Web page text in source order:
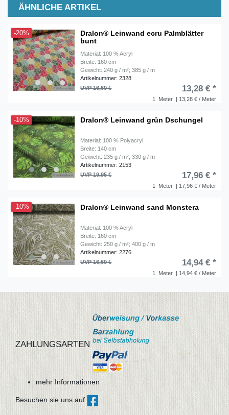
ÄHNLICHE ARTIKEL
-20%
Dralon® Leinwand ecru Palmblätter
bunt
Material: 100 % Acryl
Breite: 160 cm
Gewicht: 240 g / m²; 385 g / m
Artikelnummer: 2328
1 Meter | 13,28 € / Meter
UVP 16,60 € 13,28 € *
-10% Dralon® Leinwand grün Dschungel
Material: 100 % Polyacryl
Breite: 140 cm
Gewicht: 235 g / m²; 330 g / m
Artikelnummer: 2153
1 Meter | 17,96 € / Meter
UVP 19,95 € 17,96 € *
-10% Dralon® Leinwand sand Monstera
Material: 100 % Acryl
Breite: 160 cm
Gewicht: 250 g / m²; 400 g / m
Artikelnummer: 2276
1 Meter | 14,94 € / Meter
UVP 16,60 € 14,94 € *
ZAHLUNGSARTEN
mehr Informationen
Besuchen sie uns auf